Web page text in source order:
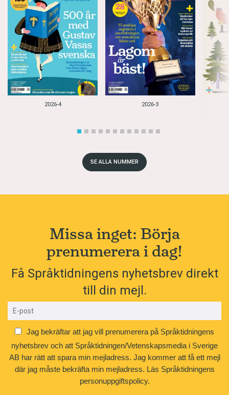
2026-4 2026-3
SE ALLA NUMMER
Missa inget: Börja
prenumerera i dag!
Få Språktidningens nyhetsbrev direkt
till din mejl.
Jag bekräftar att jag vill prenumerera på Språktidningens
nyhetsbrev och att Språktidningen/Vetenskapsmedia i Sverige
AB har rätt att spara min mejladress. Jag kommer att få ett mejl
där jag måste bekräfta min mejladress. Läs Språktidningens
personuppgiftspolicy.